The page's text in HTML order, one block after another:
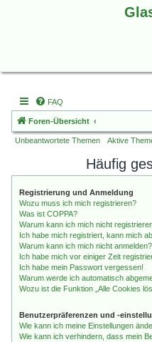
FAQ
Foren-Übersicht
Unbeantwortete Themen Aktive
Häufig
Registrierung und Anmeldung
Wozu muss ich mich registrieren?
Was ist COPPA?
Warum kann ich mich nicht
Ich habe mich registriert, kann mich
Warum kann ich mich nicht anmelden?
Ich habe mich vor einiger Zeit
Ich habe mein Passwort vergessen!
Warum werde ich automatisch
Wozu ist die Funktion „Alle Cookies
Benutzerpräferenzen und -
Wie kann ich meine Einstellungen
Wie kann ich verhindern, dass mein